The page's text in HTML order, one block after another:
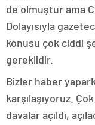
de olmuştur ama
Dolayısıyla
konusu çok ciddi
gereklidir.
Bizler haber
karşılaşıyoruz.
davalar açıldı,